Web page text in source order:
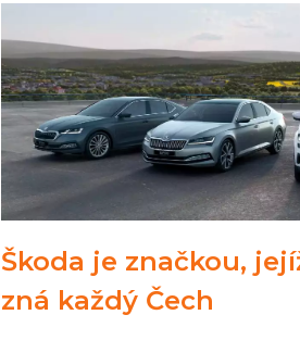
Škoda je značkou,
zná každý Čech